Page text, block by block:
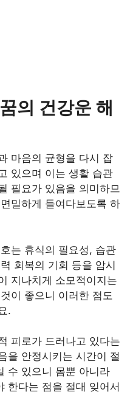
의 건강운 해
마음의 균형을 다시 잡
있으며 이는 생활 습관
필요가 있음을 의미하므
밀하게 들여다보도록 하
는 휴식의 필요성, 습관
회복의 기회 등을 암시
지나치게 소모적이지는
이 좋으니 이러한 점도
.
피로가 드러나고 있다는
을 안정시키는 시간이 절
수 있으니 몸뿐 아니라
한다는 점을 절대 잊어서